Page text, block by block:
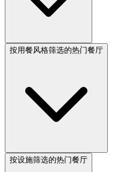
按用餐风格筛选的热门餐厅
按设施筛选的热门餐厅